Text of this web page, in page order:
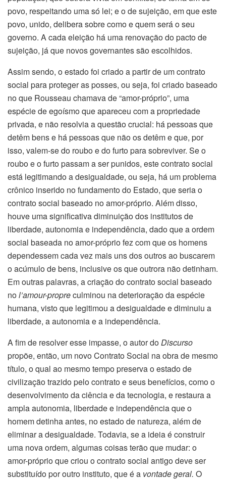
povo, respeitando uma só lei; e o de sujeição, em que este
povo, unido, delibera sobre como e quem será o seu
governo. A cada eleição há uma renovação do pacto de
sujeição, já que novos governantes são escolhidos.
Assim sendo, o estado foi criado a partir de um contrato
social para proteger as posses, ou seja, foi criado baseado
no que Rousseau chamava de “amor-próprio”, uma
espécie de egoísmo que apareceu com a propriedade
privada, e não resolvia a questão crucial: há pessoas que
detêm bens e há pessoas que não os detêm e que, por
isso, valem-se do roubo e do furto para sobreviver. Se o
roubo e o furto passam a ser punidos, este contrato social
está legitimando a desigualdade, ou seja, há um problema
crônico inserido no fundamento do Estado, que seria o
contrato social baseado no amor-próprio. Além disso,
houve uma significativa diminuição dos institutos de
liberdade, autonomia e independência, dado que a ordem
social baseada no amor-próprio fez com que os homens
dependessem cada vez mais uns dos outros ao buscarem
o acúmulo de bens, inclusive os que outrora não detinham.
Em outras palavras, a criação do contrato social baseado
nol’amour-propreculminou na deterioração da espécie
humana, visto que legitimou a desigualdade e diminuiu a
liberdade, a autonomia e a independência.
A fim de resolver esse impasse, o autor doDiscurso
propõe, então, um novo Contrato Social na obra de mesmo
título, o qual ao mesmo tempo preserva o estado de
civilização trazido pelo contrato e seus benefícios, como o
desenvolvimento da ciência e da tecnologia, e restaura a
ampla autonomia, liberdade e independência que o
homem detinha antes, no estado de natureza, além de
eliminar a desigualdade. Todavia, se a ideia é construir
uma nova ordem, algumas coisas terão que mudar: o
amor-próprio que criou o contrato social antigo deve ser
substituído por outro instituto, que é a vontade geral. O